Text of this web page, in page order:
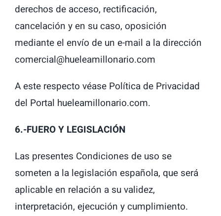
derechos de acceso, rectificación,
cancelación y en su caso, oposición
mediante el envío de un e-mail a la dirección
comercial@hueleamillonario.com
A este respecto véase Política de Privacidad
del Portal hueleamillonario.com.
6.-FUERO Y LEGISLACIÓN
Las presentes Condiciones de uso se
someten a la legislación española, que será
aplicable en relación a su validez,
interpretación, ejecución y cumplimiento.